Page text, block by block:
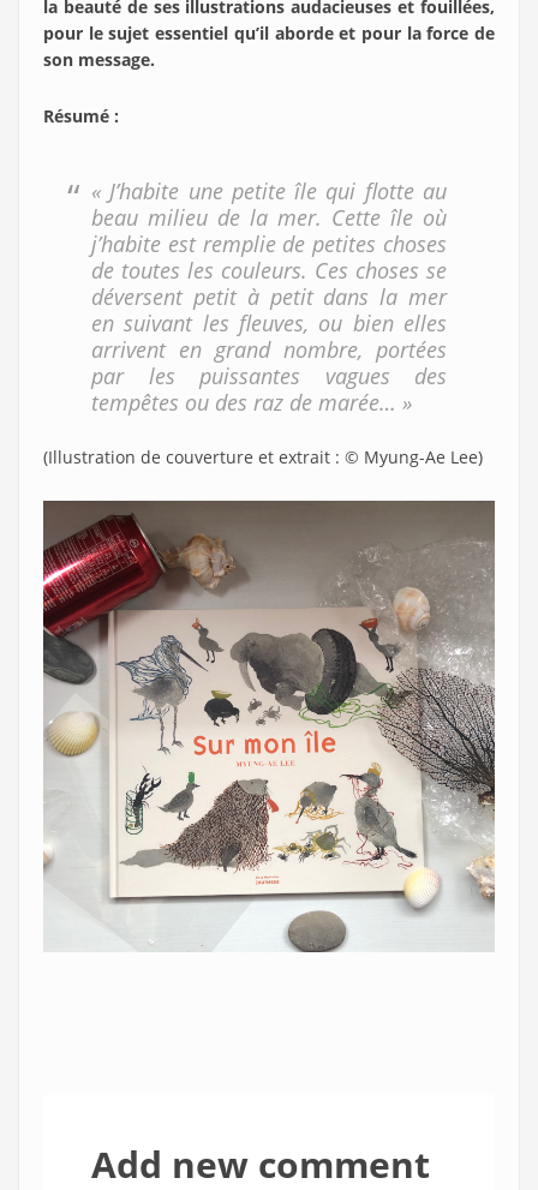
la beauté de ses illustrations audacieuses et fouillées,
pour le sujet essentiel qu’il aborde et pour la force de
son message.
Résumé :
« J’habite une petite île qui flotte au
beau milieu de la mer. Cette île où
j’habite est remplie de petites choses
de toutes les couleurs. Ces choses se
déversent petit à petit dans la mer
en suivant les fleuves, ou bien elles
arrivent en grand nombre, portées
par les puissantes vagues des
tempêtes ou des raz de marée… »
(Illustration de couverture et extrait : © Myung-Ae Lee)
Add new comment